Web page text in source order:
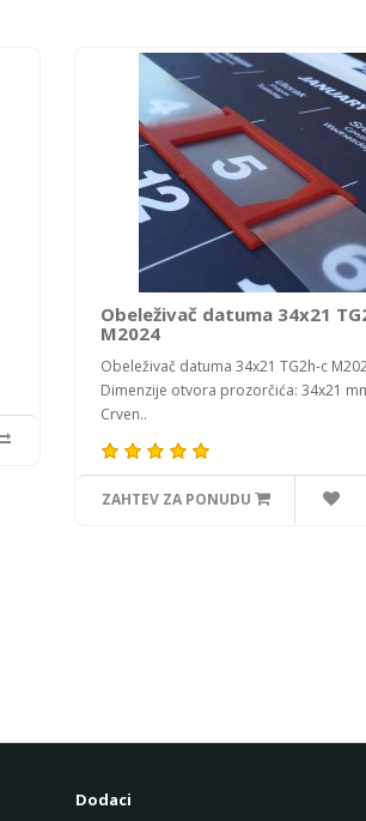
Obeleživač datuma 34x21
M2024
Obeleživač datuma 34x21 TG2h-c
Dimenzije otvora prozorčića: 34x21
Crven..
ZAHTEV ZA PONUDU
Dodaci